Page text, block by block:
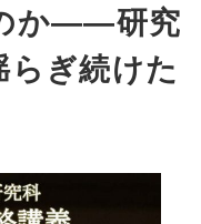
か――研究
らぎ続けた